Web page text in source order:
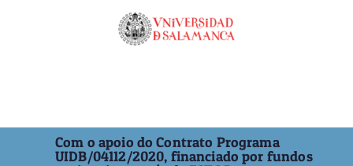
Com o apoio do Contrato Programa
UIDB/04112/2020, financiado por fundos